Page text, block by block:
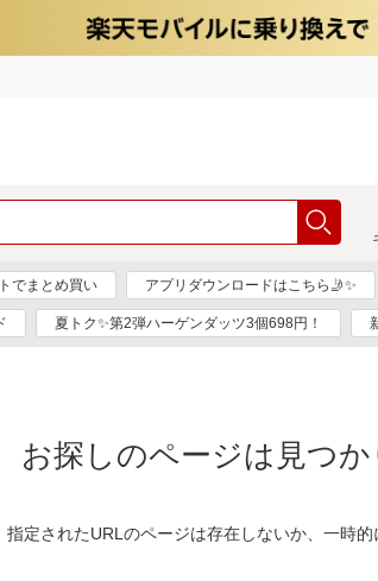
でまとめ買い アプリダウンロードはこちら🤳✨
夏トク✨第2弾ハーゲンダッツ3個698円！
お探しのページは見つか
指定されたURLのページは存在しないか、一時的